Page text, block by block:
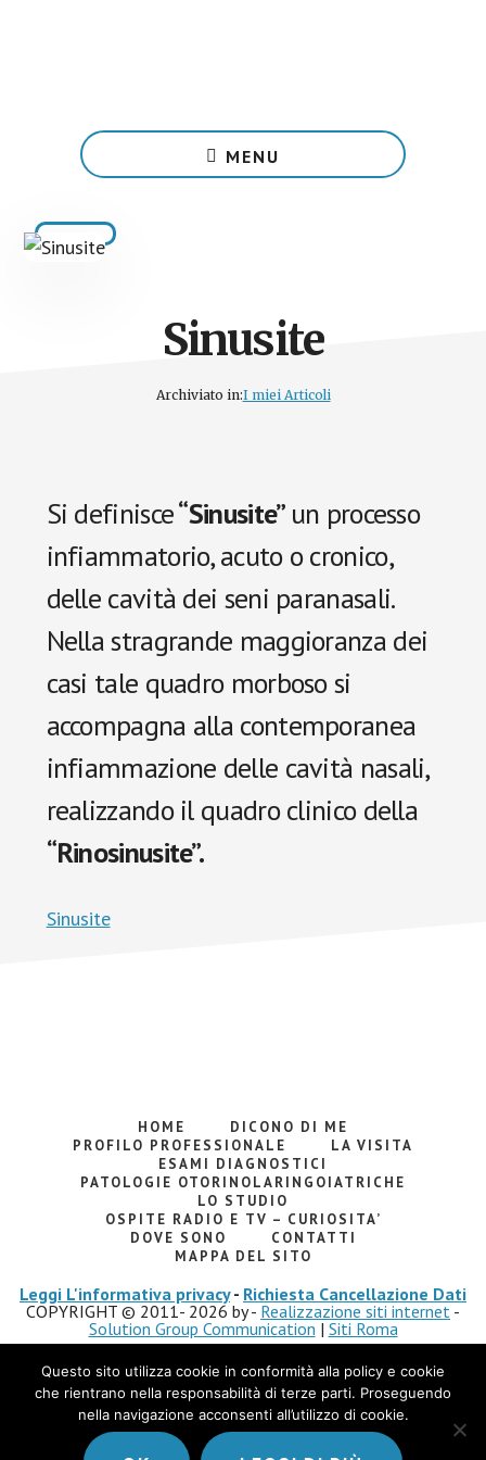
MENU
Sinusite
Archiviato in:I miei Articoli
Si definisce“Sinusite” un processo
infiammatorio, acuto o cronico,
delle cavità dei seni paranasali.
Nella stragrande maggioranza dei
casi tale quadro morboso si
accompagna alla contemporanea
infiammazione delle cavità nasali,
realizzando il quadro clinico della
“Rinosinusite”.
Sinusite
HOME
DICONO DI ME
PROFILO PROFESSIONALE
LA VISITA
ESAMI DIAGNOSTICI
PATOLOGIE OTORINOLARINGOIATRICHE
LO STUDIO
OSPITE RADIO E TV – CURIOSITA’
DOVE SONO
CONTATTI
MAPPA DEL SITO
Leggi L'informativa privacy- Richiesta Cancellazione Dati
COPYRIGHT © 2011- 2026 by - Realizzazione siti internet -
Solution Group Communication | Siti Roma
Questo sito utilizza cookie in conformità alla policy e cookie
che rientrano nella responsabilità di terze parti. Proseguendo
nella navigazione acconsenti all’utilizzo di cookie.